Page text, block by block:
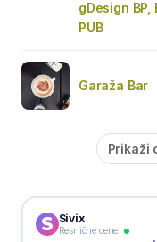
gDesign BP,
PUB
Garaža Bar
Prikaži
Sivix
Resnične cene